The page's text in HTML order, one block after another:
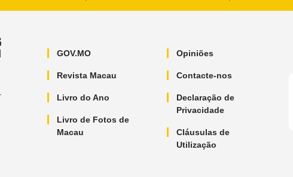
GOV.MO
Revista Macau
Livro do Ano
Livro de Fotos de
Macau
Opiniões
Contacte-nos
Declaração de
Privacidade
Cláusulas de
Utilização